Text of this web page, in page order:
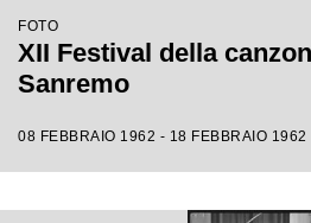
FOTO
XII Festival della
Sanremo
08 FEBBRAIO 1962 - 18 FEBBRAIO 1962